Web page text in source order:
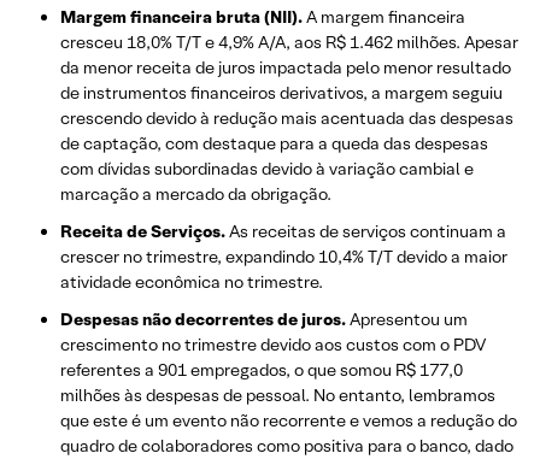
Margem financeira bruta (NII).A margem financeira
cresceu 18,0% T/T e 4,9% A/A, aos R$ 1.462 milhões. Apesar
da menor receita de juros impactada pelo menor resultado
de instrumentos financeiros derivativos, a margem seguiu
crescendo devido à redução mais acentuada das despesas
de captação, com destaque para a queda das despesas
com dívidas subordinadas devido à variação cambial e
marcação a mercado da obrigação.
Receita de Serviços.As receitas de serviços continuam a
crescer no trimestre, expandindo 10,4% T/T devido a maior
atividade econômica no trimestre.
Despesas não decorrentes de juros.Apresentou um
crescimento no trimestre devido aos custos com o PDV
referentes a 901 empregados, o que somou R$ 177,0
milhões às despesas de pessoal. No entanto, lembramos
que este é um evento não recorrente e vemos a redução do
quadro de colaboradores como positiva para o banco, dado